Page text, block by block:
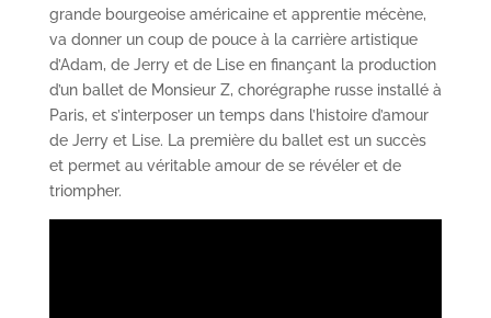
grande bourgeoise américaine et apprentie mécène,
va donner un coup de pouce à la carrière artistique
d’Adam, de Jerry et de Lise en finançant la production
d’un ballet de Monsieur Z, chorégraphe russe installé à
Paris, et s’interposer un temps dans l’histoire d’amour
de Jerry et Lise. La première du ballet est un succès
et permet au véritable amour de se révéler et de
triompher.